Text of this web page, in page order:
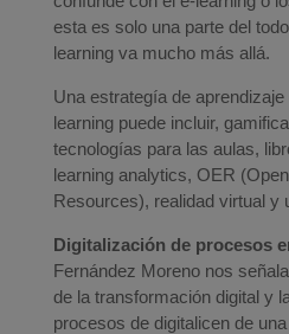
esta es solo una parte del
learning va mucho más allá.
Una estrategía de
learning puede incluir,
tecnologías para las aulas,
learning analytics, OER
Resources), realidad virtual y
Digitalización de procesos
Fernández Moreno nos
de la transformación digital y
procesos de digitalicen de